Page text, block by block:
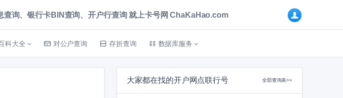
询、银行卡BIN查询、开户行查询 就上卡号网 ChaKaHao.com
科大全 对公户查询 存折查询 数据库服务
大家都在找的开户网点联行号 全部查询表>>